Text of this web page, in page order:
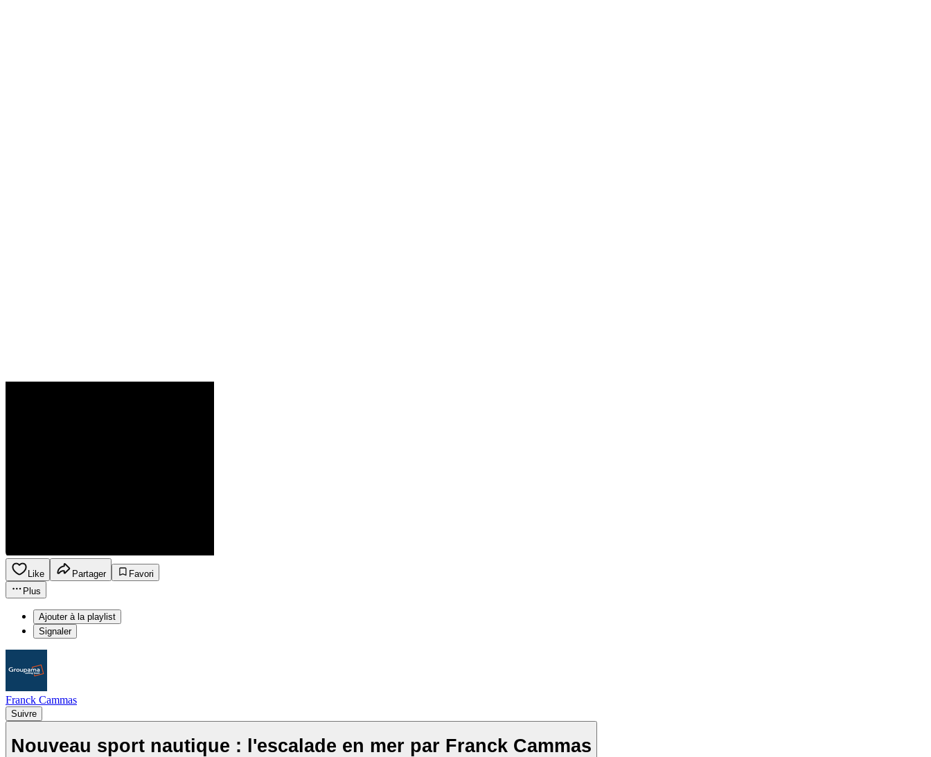
Like Partager
Favori
Plus
Ajouter à la playlist
Signaler
Franck Cammas
Suivre
Nouveau sport nautique : l'escalade en mer par Franck Cammas